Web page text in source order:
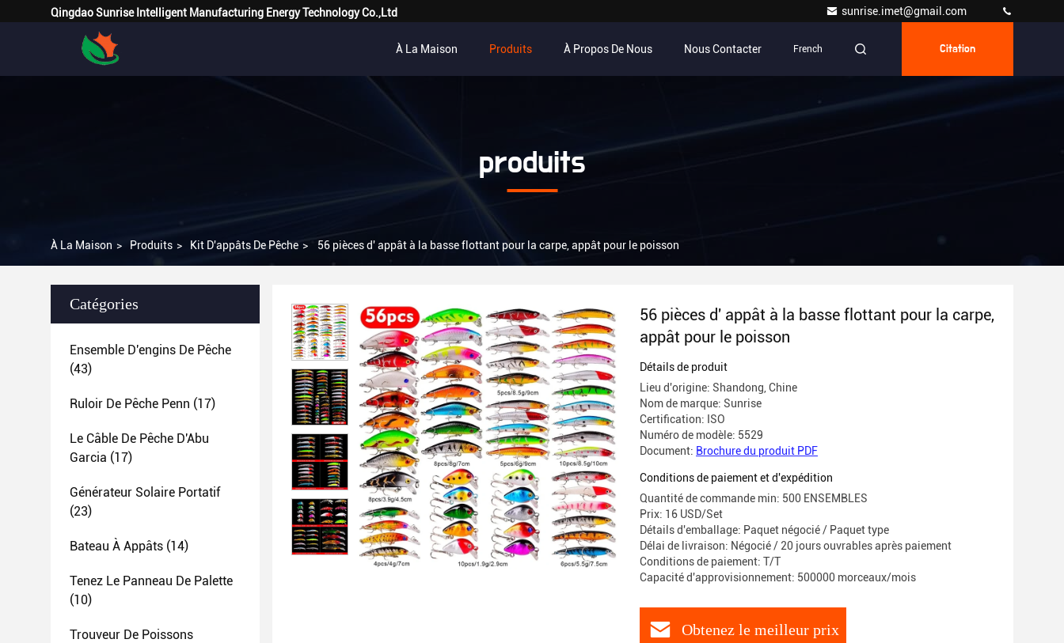
Qingdao Sunrise Intelligent Manufacturing Energy Technology Co.,Ltd sunrise.imet@gmail.com
À La Maison Produits À Propos De Nous Nous Contacter French Citation
produits
À La Maison > Produits > Kit D'appâts De Pêche > 56 pièces d' appât à la basse flottant pour la carpe, appât pour le poisson
Catégories
Ensemble D'engins De Pêche
(43)
Ruloir De Pêche Penn (17)
Le Câble De Pêche D'Abu
Garcia (17)
Générateur Solaire Portatif
(23)
Bateau À Appâts (14)
Tenez Le Panneau De Palette
(10)
Trouveur De Poissons
56 pièces d' appât à la basse flottant pour la carpe,
appât pour le poisson
Détails de produit
Lieu d'origine: Shandong, Chine
Nom de marque: Sunrise
Certification: ISO
Numéro de modèle: 5529
Document: Brochure du produit PDF
Conditions de paiement et d'expédition
Quantité de commande min: 500 ENSEMBLES
Prix: 16 USD/Set
Détails d'emballage: Paquet négocié / Paquet type
Délai de livraison: Négocié / 20 jours ouvrables après paiement
Conditions de paiement: T/T
Capacité d'approvisionnement: 500000 morceaux/mois
Obtenez le meilleur prix